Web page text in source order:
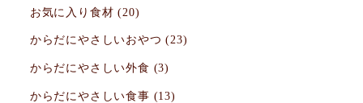
お気に入り食材 (20)
からだにやさしいおやつ (23)
からだにやさしい外食 (3)
からだにやさしい食事 (13)